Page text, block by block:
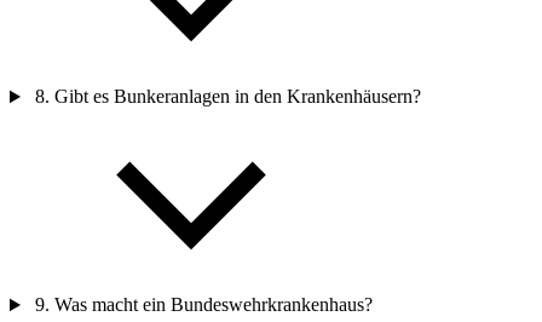
8. Gibt es Bunkeranlagen in den Krankenhäusern?
9. Was macht ein Bundeswehrkrankenhaus?